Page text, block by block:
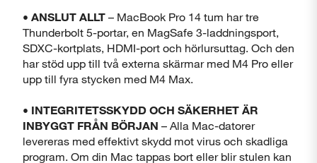
• ANSLUT ALLT – MacBook Pro 14 tum har tre
Thunderbolt 5-portar, en MagSafe 3-laddningsport,
SDXC-kortplats, HDMI-port och hörlursuttag. Och den
har stöd upp till två externa skärmar med M4 Pro eller
upp till fyra stycken med M4 Max.
• INTEGRITETSSKYDD OCH SÄKERHET ÄR
INBYGGT FRÅN BÖRJAN – Alla Mac-datorer
levereras med effektivt skydd mot virus och skadliga
program. Om din Mac tappas bort eller blir stulen kan